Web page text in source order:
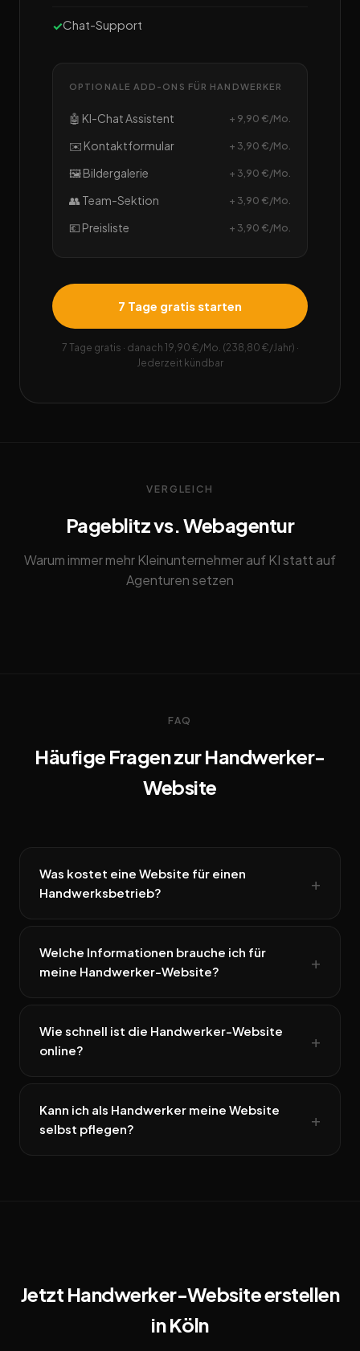
Chat-Support
OPTIONALE ADD-ONS FÜR HANDWERKER
🤖 KI-Chat Assistent + 9,90 €/Mo.
✉️ Kontaktformular + 3,90 €/Mo.
🖼️ Bildergalerie + 3,90 €/Mo.
👥 Team-Sektion + 3,90 €/Mo.
💶 Preisliste + 3,90 €/Mo.
7 Tage gratis starten
7 Tage gratis · danach 19,90 €/Mo. (238,80 €/Jahr) ·
Jederzeit kündbar
VERGLEICH
Pageblitz vs. Webagentur
Warum immer mehr Kleinunternehmer auf KI statt auf
Agenturen setzen
FAQ
Häufige Fragen zur Handwerker-
Website
Was kostet eine Website für einen
Handwerksbetrieb?
Welche Informationen brauche ich für
meine Handwerker-Website?
Wie schnell ist die Handwerker-Website
online?
Kann ich als Handwerker meine Website
selbst pflegen?
Jetzt Handwerker-Website erstellen
in Köln